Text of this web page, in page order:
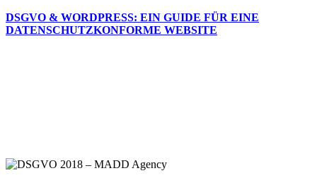
DSGVO & WORDPRESS: EIN GUIDE FÜR EINE
DATENSCHUTZKONFORME WEBSITE